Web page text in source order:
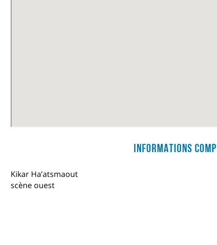
Informations
Kikar Ha’atsmaout
scène ouest